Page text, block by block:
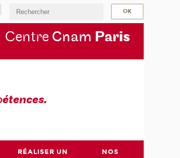
Centre Cnam Paris
étences.
RÉALISER UN
NOS